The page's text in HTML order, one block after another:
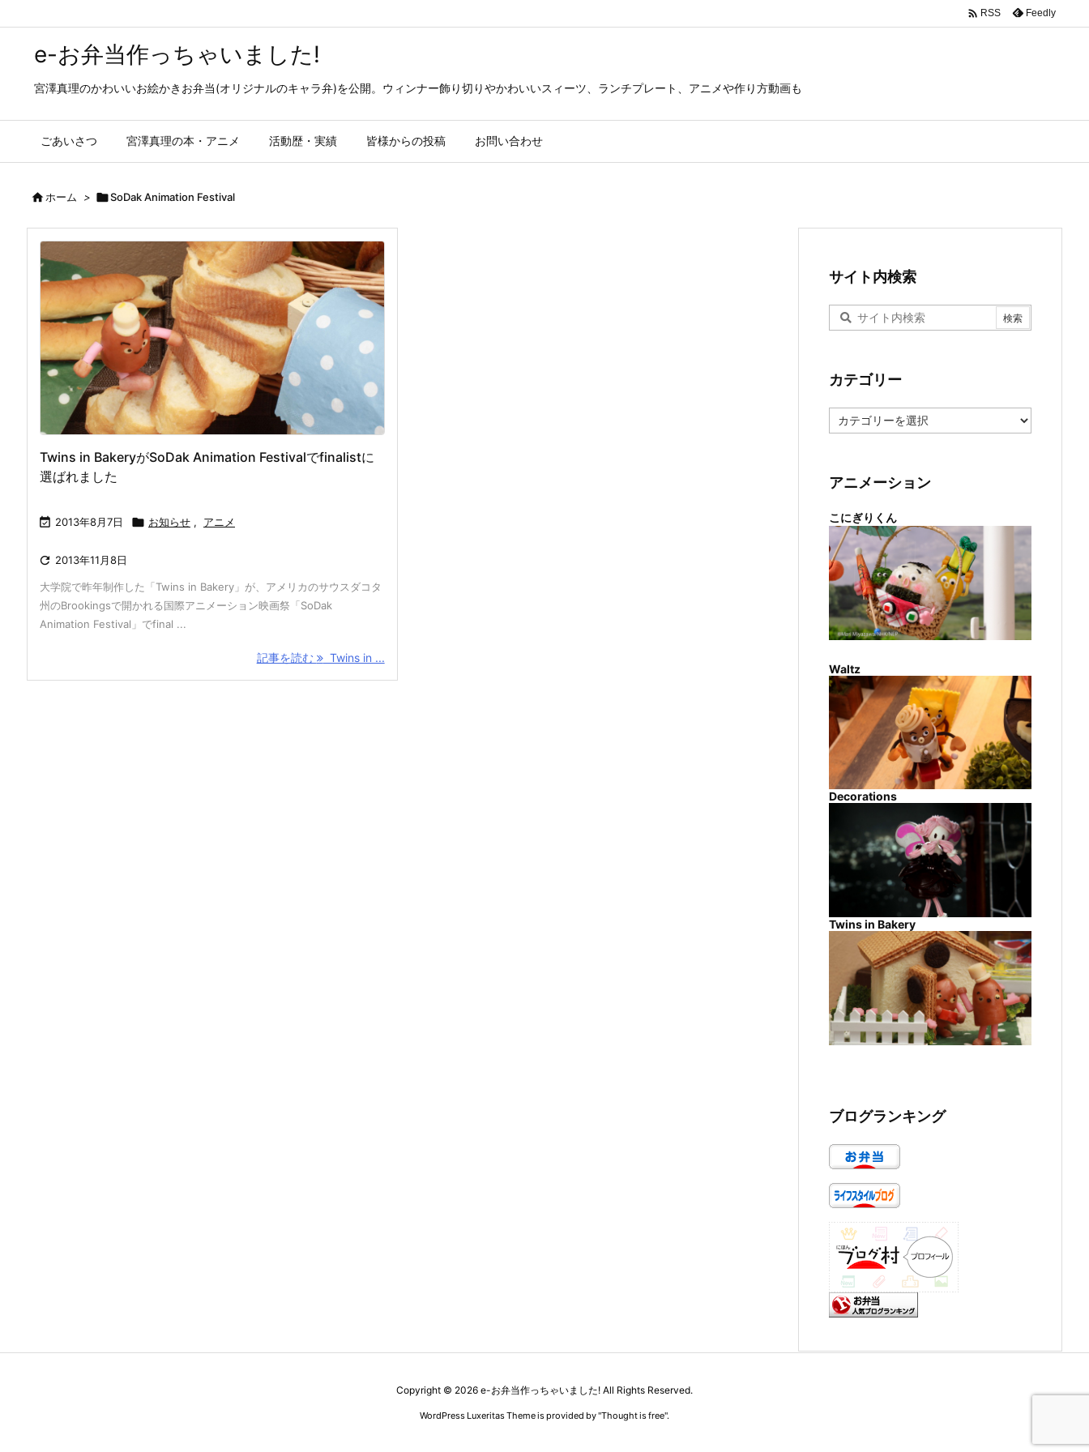
e-お弁当作っちゃいました!
宮澤真理のかわいいお絵かきお弁当(オリジナルのキャラ弁)を公開。ウィンナー飾り切りやかわいいスィーツ、ランチプレート、アニメや作り方動画も
ごあいさつ 宮澤真理の本・アニメ 活動歴・実績 皆様からの投稿 お問い合わせ
 RSS Feedly
ホーム > SoDak Animation Festival
Twins in BakeryがSoDak Animation Festivalでfinalistに
選ばれました
 2013年8月7日  お知らせ , アニメ
 2013年11月8日
大学院で昨年制作した「Twins in Bakery」が、アメリカのサウスダコタ
州のBrookingsで開かれる国際アニメーション映画祭「SoDak
Animation Festival」でfinal ...
記事を読む Twins in ...
サイト内検索
カテゴリー
テ
ー
アニメーション
こにぎりくん
Waltz
Decorations
Twins in Bakery
ブログランキング
Copyright © 2026 e-お弁当作っちゃいました! All Rights Reserved.
WordPress Luxeritas Theme is provided by "Thought is free".